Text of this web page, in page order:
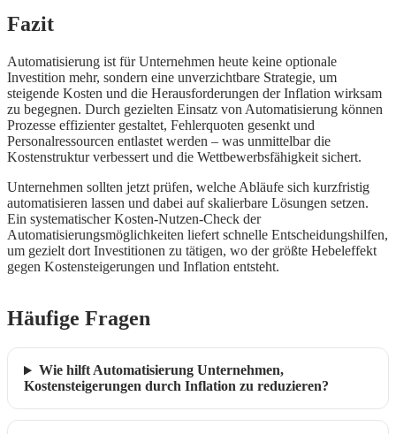
Fazit
Automatisierung ist für Unternehmen heute keine optionale
Investition mehr, sondern eine unverzichtbare Strategie, um
steigende Kosten und die Herausforderungen der Inflation wirksam
zu begegnen. Durch gezielten Einsatz von Automatisierung können
Prozesse effizienter gestaltet, Fehlerquoten gesenkt und
Personalressourcen entlastet werden – was unmittelbar die
Kostenstruktur verbessert und die Wettbewerbsfähigkeit sichert.
Unternehmen sollten jetzt prüfen, welche Abläufe sich kurzfristig
automatisieren lassen und dabei auf skalierbare Lösungen setzen.
Ein systematischer Kosten-Nutzen-Check der
Automatisierungsmöglichkeiten liefert schnelle Entscheidungshilfen,
um gezielt dort Investitionen zu tätigen, wo der größte Hebeleffekt
gegen Kostensteigerungen und Inflation entsteht.
Häufige Fragen
Wie hilft Automatisierung Unternehmen,
Kostensteigerungen durch Inflation zu reduzieren?